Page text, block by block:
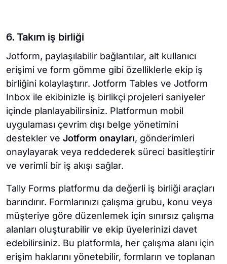
6. Takım iş birliği
Jotform, paylaşılabilir bağlantılar, alt kullanıcı
erişimi ve form gömme gibi özelliklerle ekip iş
birliğini kolaylaştırır. Jotform Tables ve Jotform
Inbox ile ekibinizle iş birlikçi projeleri saniyeler
içinde planlayabilirsiniz. Platformun mobil
uygulaması çevrim dışı belge yönetimini
destekler ve Jotform onayları, gönderimleri
onaylayarak veya reddederek süreci basitleştirir
ve verimli bir iş akışı sağlar.
Tally Forms platformu da değerli iş birliği araçları
barındırır. Formlarınızı çalışma grubu, konu veya
müşteriye göre düzenlemek için sınırsız çalışma
alanları oluşturabilir ve ekip üyelerinizi davet
edebilirsiniz. Bu platformla, her çalışma alanı için
erişim haklarını yönetebilir, formların ve toplanan